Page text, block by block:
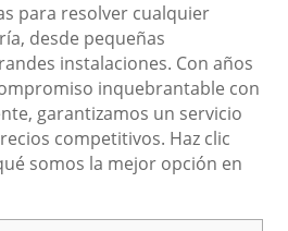
para resolver cualquier
desde pequeñas
instalaciones. Con años
inquebrantable con
garantizamos un servicio
competitivos. Haz clic
somos la mejor opción en